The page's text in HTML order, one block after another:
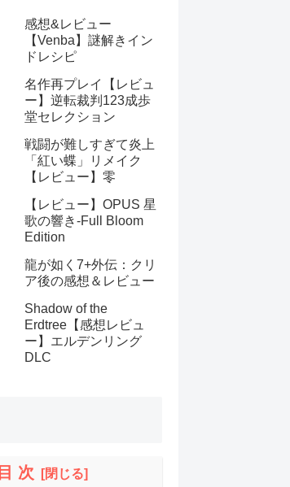
感想&レビュー
【Venba】謎解きイン
ドレシピ
名作再プレイ【レビュ
ー】逆転裁判123成歩
堂セレクション
戦闘が難しすぎて炎上
「紅い蝶」リメイク
【レビュー】零
【レビュー】OPUS 星
歌の響き-Full Bloom
Edition
龍が如く7+外伝：クリ
ア後の感想＆レビュー
Shadow of the
Erdtree【感想レビュ
ー】エルデンリング
DLC
目 次